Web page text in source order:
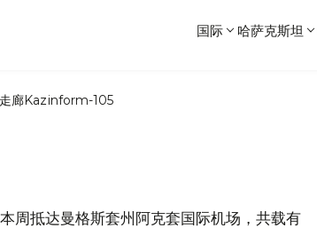
国际 哈萨克斯坦
廊Kazinform-105
周抵达曼格斯套州阿克套国际机场，共载有